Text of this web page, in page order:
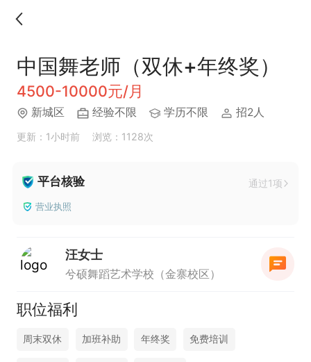
中国舞老师（双休+年终奖）
4500-10000元/月
新城区 经验不限 学历不限 招2人
更新：1小时前 浏览：1128次
平台核验 通过1项
营业执照
汪女士
兮硕舞蹈艺术学校（金寨校区）
职位福利
周末双休 加班补助 年终奖 免费培训